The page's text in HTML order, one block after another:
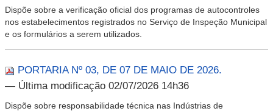
Dispõe sobre a verificação oficial dos programas de autocontroles
nos estabelecimentos registrados no Serviço de Inspeção Municipal
e os formulários a serem utilizados.
PORTARIA Nº 03, DE 07 DE MAIO DE 2026.
— Última modificação 02/07/2026 14h36
Dispõe sobre responsabilidade técnica nas Indústrias de